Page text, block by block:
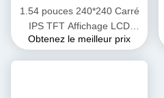
1.54 pouces 240*240 Carré
IPS TFT Affichage LCD
personnalisé 350nits
Obtenez le meilleur prix